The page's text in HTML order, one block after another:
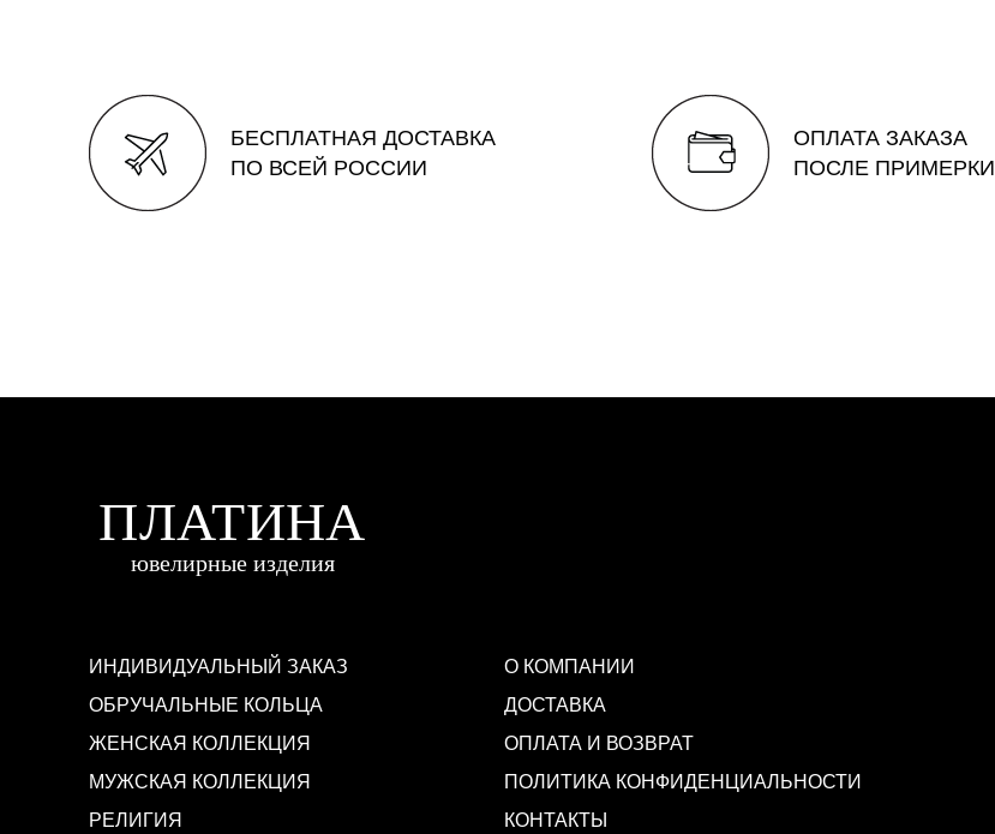
БЕСПЛАТНАЯ ДОСТАВКА
ПО ВСЕЙ РОССИИ
ОПЛАТА ЗАКАЗА
ПОСЛЕ ПРИМЕРКИ
ИНДИВИДУАЛЬНЫЙ ЗАКАЗ
ОБРУЧАЛЬНЫЕ КОЛЬЦА
ЖЕНСКАЯ КОЛЛЕКЦИЯ
МУЖСКАЯ КОЛЛЕКЦИЯ
РЕЛИГИЯ
О КОМПАНИИ
ДОСТАВКА
ОПЛАТА И ВОЗВРАТ
ПОЛИТИКА КОНФИДЕНЦИАЛЬНОСТИ
КОНТАКТЫ